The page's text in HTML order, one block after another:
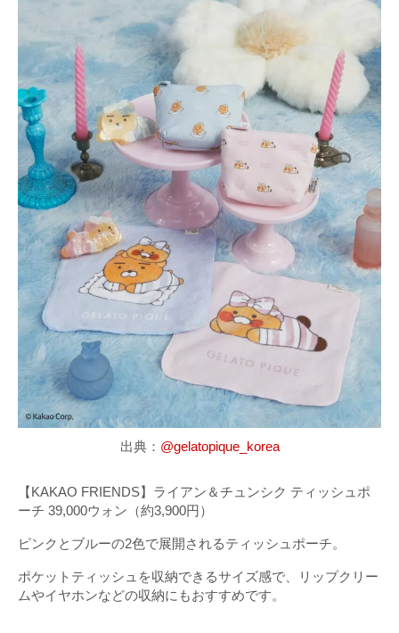
出典： @gelatopique_korea
【KAKAO FRIENDS】ライアン＆チュンシク ティッシュポ
ーチ 39,000ウォン（約3,900円）
ピンクとブルーの2色で展開されるティッシュポーチ。
ポケットティッシュを収納できるサイズ感で、リップクリー
ムやイヤホンなどの収納にもおすすめです。